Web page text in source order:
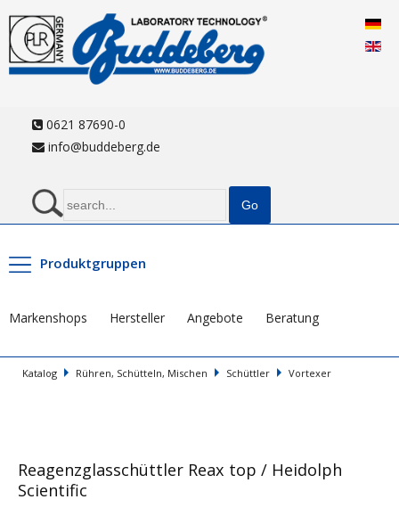
0621 87690-0
info@buddeberg.de
Produktgruppen
Markenshops Hersteller Angebote Beratung
Katalog Rühren, Schütteln, Mischen Schüttler Vortexer
Reagenzglasschüttler Reax top / Heidolph
Scientific